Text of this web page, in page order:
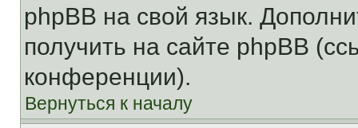
phpBB на свой язык.
получить на сайте phpBB
конференции).
Вернуться к началу